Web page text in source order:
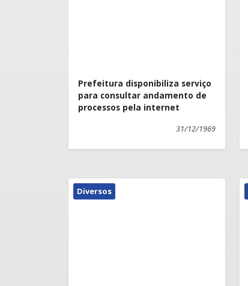
Prefeitura disponibiliza serviço
para consultar andamento de
processos pela internet
31/12/1969
Diversos